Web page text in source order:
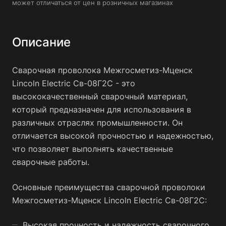
может отличаться от цен в розничных магазинах
Описание
Сварочная проволока Межгосметиз-Мценск
Lincoln Electric Св-08Г2С - это
высококачественный сварочный материал,
который предназначен для использования в
различных отраслях промышленности. Он
отличается высокой прочностью и надежностью,
что позволяет выполнять качественные
сварочные работы.
Основные преимущества сварочной проволоки
Межгосметиз-Мценск Lincoln Electric Св-08Г2С: